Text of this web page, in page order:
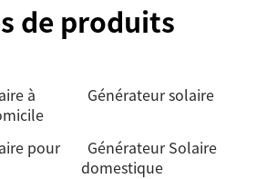
de produits
à
Générateur solaire
pour
Générateur Solaire
domestique